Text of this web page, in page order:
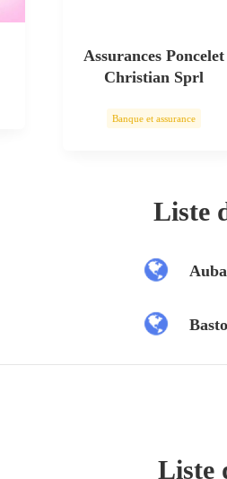
Assurances Poncelet
Christian Sprl
Banque et assurance
Liste
Liste